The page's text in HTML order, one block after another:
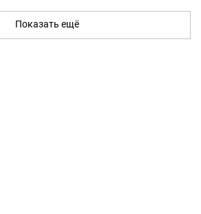
Показать ещё